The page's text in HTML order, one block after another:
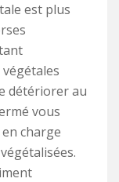
est plus
détériorer au
vous
charge